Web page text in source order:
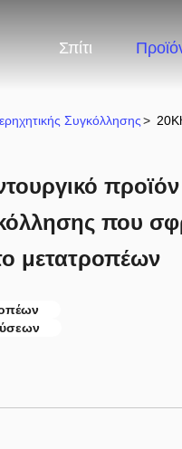
Σπίτι
Συγκόλλησης>
που
μετατροπέων